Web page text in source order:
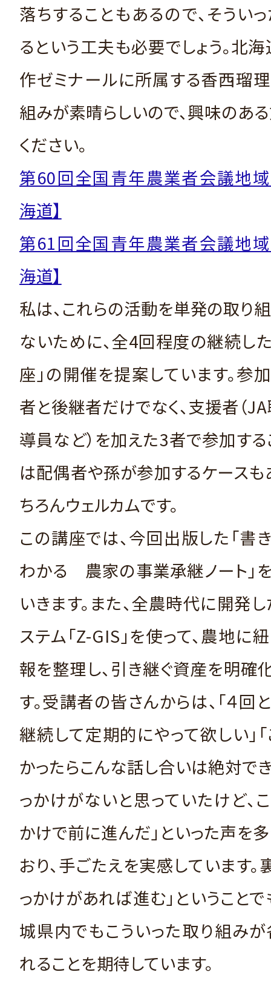
落ちすることもあるので、そうい
るという工夫も必要でしょう。北
作ゼミナールに所属する香西瑠
組みが素晴らしいので、興味のあ
ください。
第60回全国青年農業者会議地域
海道】
第61回全国青年農業者会議地域
海道】
私は、これらの活動を単発の取り
ないために、全4回程度の継続し
座」の開催を提案しています。参
者と後継者だけでなく、支援者（
導員など）を加えた3者で参加する
は配偶者や孫が参加するケースも
ちろんウェルカムです。
この講座では、今回出版した「書
わかる 農家の事業承継ノート」
いきます。また、全農時代に開発
ステム「Z-GIS」を使って、農地に
報を整理し、引き継ぐ資産を明確
す。受講者の皆さんからは、「４回
継続して定期的にやって欲しい」
かったらこんな話し合いは絶対でき
っかけがないと思っていたけど、
かけで前に進んだ」といった声を
おり、手ごたえを実感しています。
っかけがあれば進む」ということで
城県内でもこういった取り組み
れることを期待しています。